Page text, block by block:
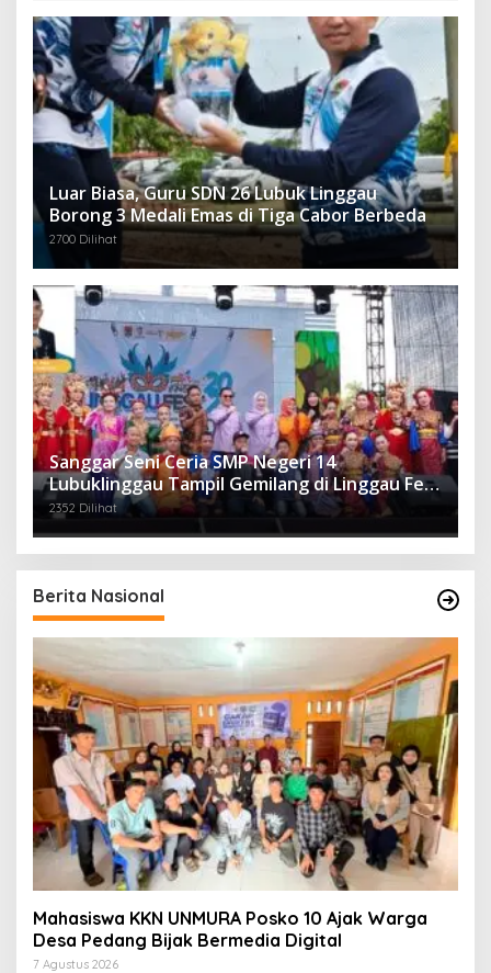
Luar Biasa, Guru SDN 26 Lubuk Linggau
Borong 3 Medali Emas di Tiga Cabor Berbeda
2700 Dilihat
Sanggar Seni Ceria SMP Negeri 14
Lubuklinggau Tampil Gemilang di Linggau Fest
2025
2352 Dilihat
Berita Nasional
Mahasiswa KKN UNMURA Posko 10 Ajak Warga
Desa Pedang Bijak Bermedia Digital
7 Agustus 2026